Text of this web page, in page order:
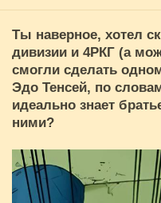
Ты наверное, хотел
дивизии и 4РКГ (а
смогли сделать
Эдо Тенсей, по
идеально знает
ними?